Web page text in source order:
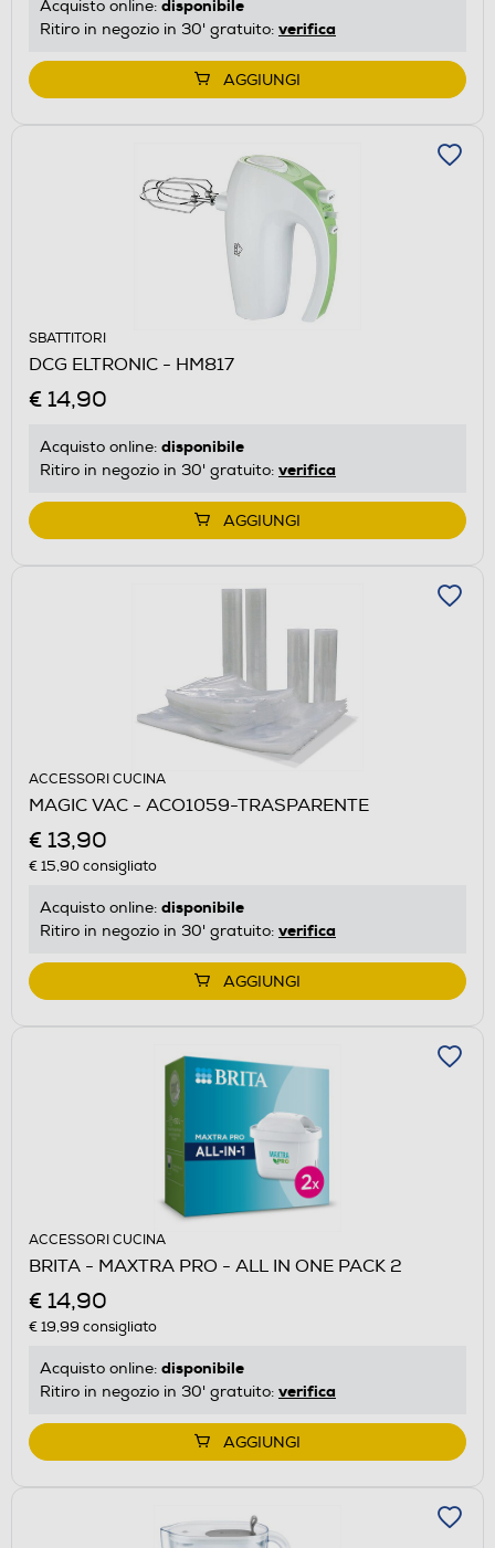
Acquisto online: disponibile
Ritiro in negozio in 30' gratuito: verifica
AGGIUNGI
SBATTITORI
DCG ELTRONIC - HM817
€ 14,90
Acquisto online: disponibile
Ritiro in negozio in 30' gratuito: verifica
AGGIUNGI
ACCESSORI CUCINA
MAGIC VAC - ACO1059-TRASPARENTE
€ 13,90
€ 15,90consigliato
Acquisto online: disponibile
Ritiro in negozio in 30' gratuito: verifica
AGGIUNGI
ACCESSORI CUCINA
BRITA - MAXTRA PRO - ALL IN ONE PACK 2
€ 14,90
€ 19,99 consigliato
Acquisto online: disponibile
Ritiro in negozio in 30' gratuito: verifica
AGGIUNGI